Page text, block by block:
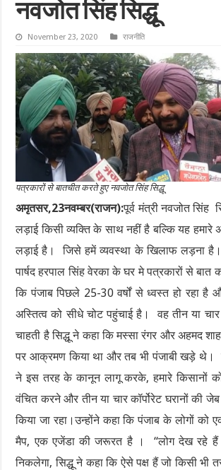
नवजोत सिंह सिद्धू
November 23, 2020 राजनीति
पत्रकारों से बातचीत करते हुए नवजोत सिंह सिद्धू
अमृतसर,23नवम्बर(राजन):पूर्व मंत्री नवजोत सिंह
लड़ाई किसी व्यक्ति के साथ नहीं है बल्कि यह हमारे
लड़ाई है। जिसे हमें व्यवस्था के खिलाफ लड़ना
पार्षद हरपाल सिंह वेरका के घर मे पत्रकारों से बात
कि पंजाब पिछले 25-30 वर्षों से ध्वस्त हो रहा है
अस्तित्व को सीधे चोट पहुंचाई है। वह तीन या चार
चाहती है सिद्धू ने कहा कि मस्सा रंगर और अहमद
पर आक्रमण किया था और तब भी पंजाबी खड़े थे।
ने इस तरह के कानून लागू करके, हमारे किसानों
वंचित करने और तीन या चार कॉर्पोरेट घरानों की
किया जा रहा।उन्होंने कहा कि पंजाब के लोगों को
मैप, एक एजेंडा की जरूरत है । “लोग देख रहे हैं
निकलेगा, सिद्धू ने कहा कि ऐसे पक्ष हैं जो किसी भी